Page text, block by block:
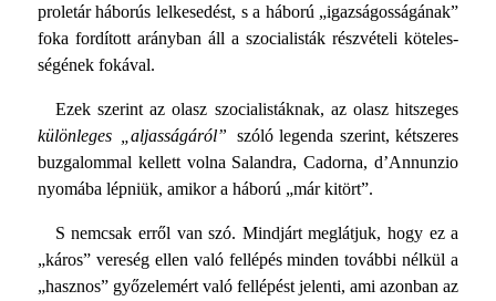
proletár háborús lelkesedést, s a háború „igazságosságának”
foka fordított arányban áll a szocialisták részvételi köteles­
ségének fokával.
Ezek szerint az olasz szocialistáknak, az olasz hitszeges
különleges „aljasságáról”szóló legenda szerint, kétszeres
buzga­lommal kellett volna Salandra, Cadorna, d’Annunzio
nyomába lépniük, amikor a háború „már kitört”.
S nemcsak erről van szó. Mindjárt meglátjuk, hogy ez a
„káros” vereség ellen való fellépés minden további nélkül a
„hasznos” győzelemért való fellépést jelenti, ami azonban az